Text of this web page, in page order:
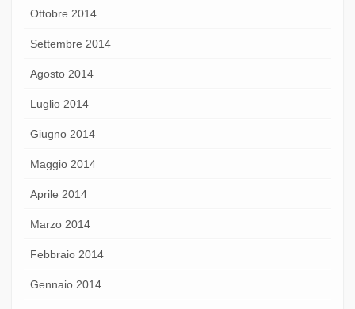
Ottobre 2014
Settembre 2014
Agosto 2014
Luglio 2014
Giugno 2014
Maggio 2014
Aprile 2014
Marzo 2014
Febbraio 2014
Gennaio 2014